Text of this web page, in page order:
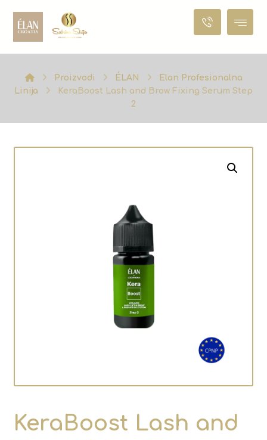
Proizvodi ÉLAN
Elan Profesionalna
Linija
KeraBoost Lash and Brow Fixing Serum Step
2
KeraBoost Lash and